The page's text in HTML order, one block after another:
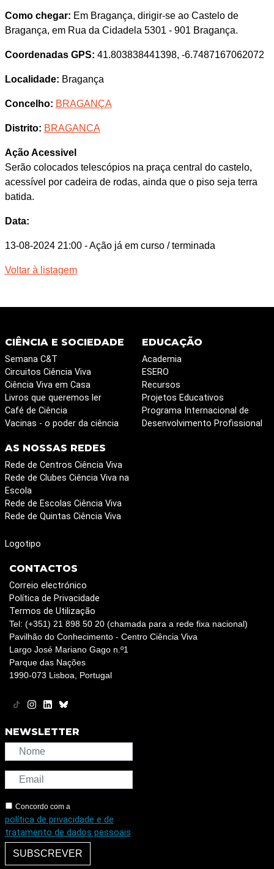
Como chegar: Em Bragança, dirigir-se ao Castelo de
Bragança, em Rua da Cidadela 5301 - 901 Bragança.
Coordenadas GPS: 41.803838441398, -6.7487167062072
Localidade: Bragança
Concelho: BRAGANÇA
Distrito: BRAGANCA
Ação Acessivel
Serão colocados telescópios na praça central do castelo,
acessível por cadeira de rodas, ainda que o piso seja terra
batida.
Data:
13-08-2024 21:00 - Ação já em curso / terminada
Voltar à listagem
CIÊNCIA E SOCIEDADE
Semana C&T
Circuitos Ciência Viva
Ciência Viva em Casa
Livros que queremos ler
Café de Ciência
Vacinas - o poder da ciência
EDUCAÇÃO
Academia
ESERO
Recursos
Projetos Educativos
Programa Internacional de
Desenvolvimento Profissional
AS NOSSAS REDES
Rede de Centros Ciência Viva
Rede de Clubes Ciência Viva na
Escola
Rede de Escolas Ciência Viva
Rede de Quintas Ciência Viva
Logotipo
CONTACTOS
Correio electrónico
Política de Privacidade
Termos de Utilização
Tel: (+351) 21 898 50 20 (chamada para a rede fixa nacional)
Pavilhão do Conhecimento - Centro Ciência Viva
Largo José Mariano Gago n.º1
Parque das Nações
1990-073 Lisboa, Portugal
NEWSLETTER
Concordo com a
política de privacidade e de
tratamento de dados pessoais
SUBSCREVER